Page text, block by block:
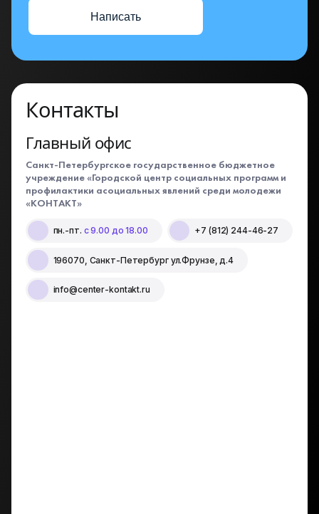
Написать
Контакты
Главный офис
Санкт-Петербургское государственное бюджетное
учреждение «Городской центр социальных программ и
профилактики асоциальных явлений среди молодежи
«КОНТАКТ»
пн.-пт. с 9.00 до 18.00 +7 (812) 244-46-27
196070, Санкт-Петербург ул.Фрунзе, д.4
info@center-kontakt.ru